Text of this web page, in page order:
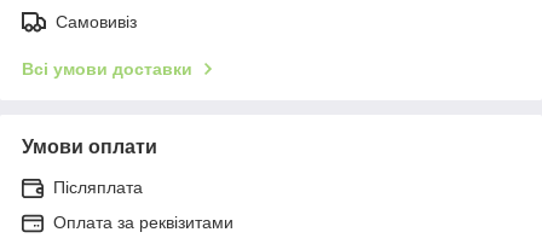
Самовивіз
Всі умови доставки
Умови оплати
Післяплата
Оплата за реквізитами